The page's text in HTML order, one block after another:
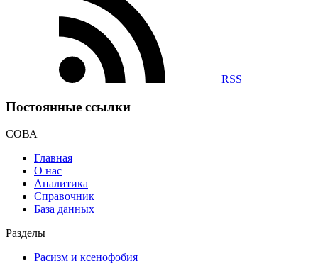
RSS
Постоянные ссылки
СОВА
Главная
О нас
Аналитика
Справочник
База данных
Разделы
Расизм и ксенофобия